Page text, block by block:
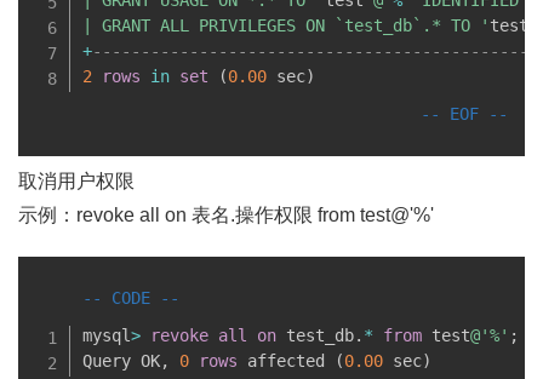
| GRANT ALL PRIVILEGES ON `test_db`.* TO ' test
+
2
rows in set (0.00 sec)
取消用户权限
示例：revoke all on 表名.操作权限 from test@'%'
mysql> revoke all on test_db. * from test@'%' ;
Query OK, 0 rows affected (0.00 sec)